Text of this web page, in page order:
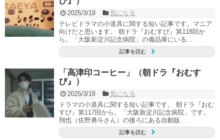
2025/3/19
気になる
テレビドラマの小道具に関する短い記事です。マニア
向けだと思います。 朝ドラ『おむすび』第118回か
ら。「大阪新淀川記念病院」の備品庫にいる...
記事を読む
「高津印コーヒー」（朝ドラ『おむす
び』）
2025/3/18
気になる
ドラマの小道具に関する短い記事です。 朝ドラ『おむ
すび』第117回から。「大阪新淀川記念病院」です。
翔也（佐野勇斗さん）の後ろにある自動販...
記事を読む